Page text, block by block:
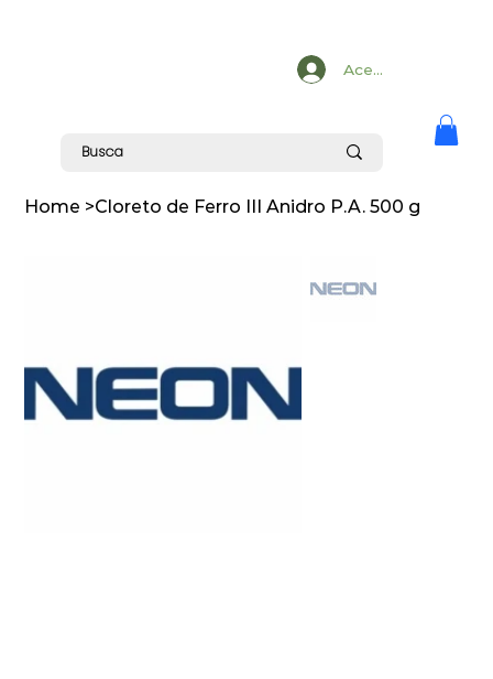
Acesse
Home >Cloreto de Ferro III Anidro P.A. 500 g